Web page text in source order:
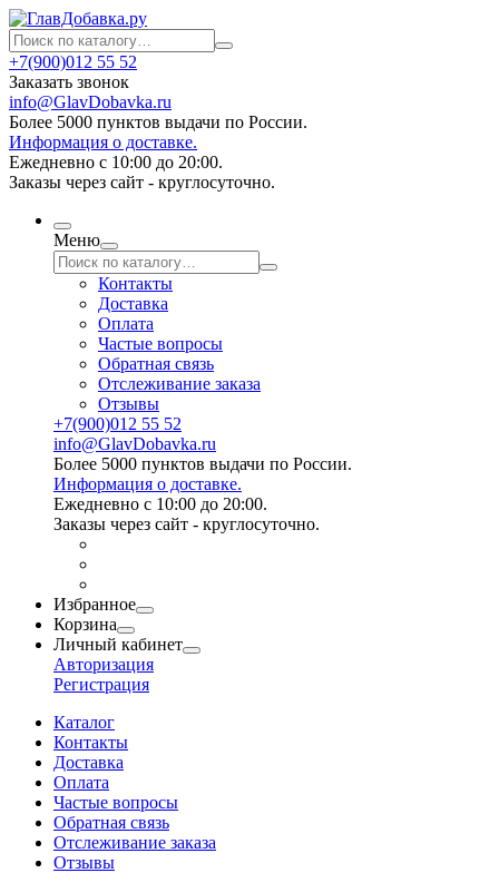
+7(900)012 55 52
Заказать звонок
info@GlavDobavka.ru
Более 5000 пунктов выдачи по России.
Информация о доставке.
Ежедневно с 10:00 до 20:00.
Заказы через сайт - круглосуточно.
Меню
Контакты
Доставка
Оплата
Частые вопросы
Обратная связь
Отслеживание заказа
Отзывы
+7(900)012 55 52
info@GlavDobavka.ru
Более 5000 пунктов выдачи по России.
Информация о доставке.
Ежедневно с 10:00 до 20:00.
Заказы через сайт - круглосуточно.
Избранное
Корзина
Личный кабинет
Авторизация
Регистрация
Каталог
Контакты
Доставка
Оплата
Частые вопросы
Обратная связь
Отслеживание заказа
Отзывы